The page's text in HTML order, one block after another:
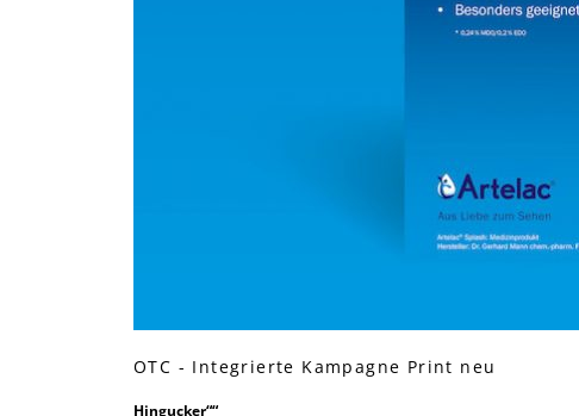
OTC - Integrierte Kampagne Print neu
Hingucker““